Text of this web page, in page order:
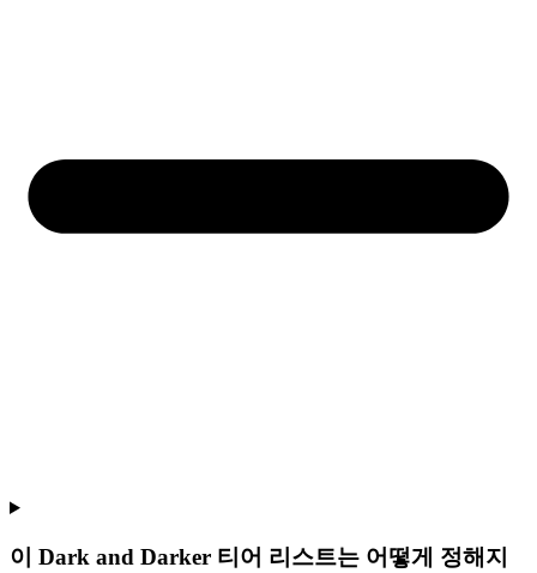
이 Dark and Darker 티어 리스트는 어떻게 정해지